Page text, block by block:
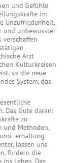
und Gefühle
im
Unzufriedenheit,
und unbewusster
verschaffen
Arzt
Kulturkreisen
so die neue
System, das
Das Gute daran:
zu
und Methoden,
-erhaltung
lassen uns
fördern die
Leben. Das